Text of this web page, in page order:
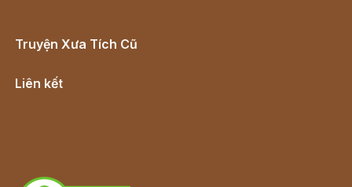
Truyện Xưa Tích Cũ
Liên kết